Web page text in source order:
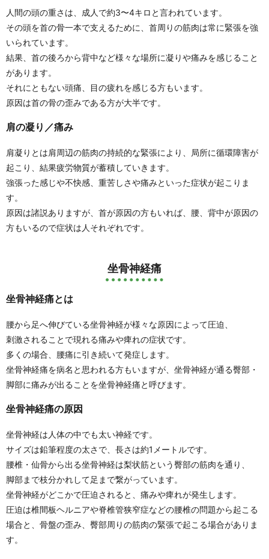
人間の頭の重さは、成人で約3〜4キロと言われています。
その頭を首の骨一本で支えるために、首周りの筋肉は常に緊張を強
いられています。
結果、首の後ろから背中など様々な場所に凝りや痛みを感じること
があります。
それにともない頭痛、目の疲れを感じる方もいます。
原因は首の骨の歪みである方が大半です。
肩の凝り／痛み
肩凝りとは肩周辺の筋肉の持続的な緊張により、局所に循環障害が
起こり、 結果疲労物質が蓄積していきます。
強張った感じや不快感、重苦しさや痛みといった症状が起こりま
す。
原因は諸説ありますが、首が原因の方もいれば、 腰、背中が原因の
方もいるので症状は人それぞれです。
坐骨神経痛
坐骨神経痛とは
腰から足へ伸びている坐骨神経が様々な原因によって圧迫、
刺激されることで現れる痛みや痺れの症状です。
多くの場合、腰痛に引き続いて発症します。
坐骨神経痛を病名と思われる方もいますが、 坐骨神経が通る臀部・
脚部に痛みが出ることを坐骨神経痛と呼びます。
坐骨神経痛の原因
坐骨神経は人体の中でも太い神経です。
サイズは鉛筆程度の太さで、長さは約1メートルです。
腰椎・仙骨から出る坐骨神経は梨状筋という臀部の筋肉を通り、
脚部まで枝分かれして足まで繋がっています。
坐骨神経がどこかで圧迫されると、痛みや痺れが発生します。
圧迫は椎間板ヘルニアや脊椎管狭窄症などの腰椎の問題から起こる
場合と、 骨盤の歪み、臀部周りの筋肉の緊張で起こる場合がありま
す。